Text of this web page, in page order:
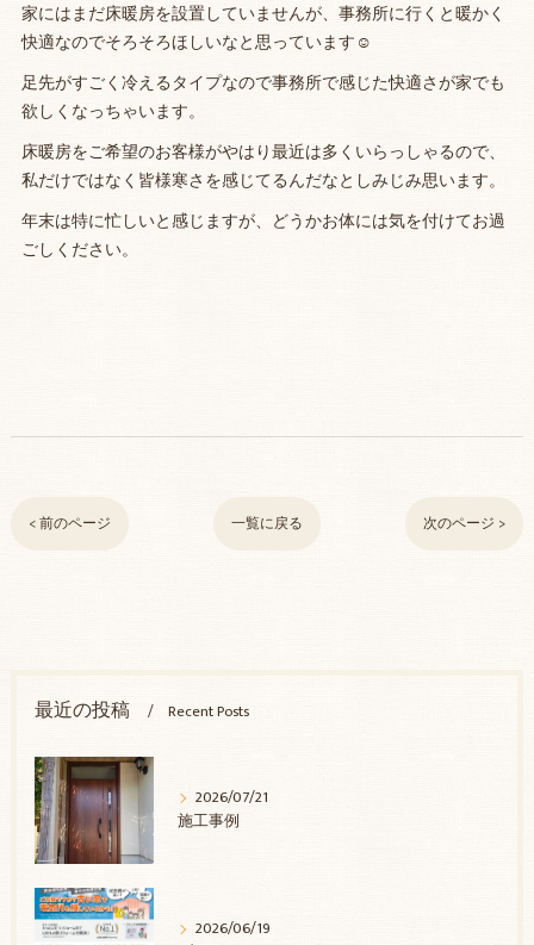
家にはまだ床暖房を設置していませんが、事務所に行くと暖かく
快適なのでそろそろほしいなと思っています☺
足先がすごく冷えるタイプなので事務所で感じた快適さが家でも
欲しくなっちゃいます。
床暖房をご希望のお客様がやはり最近は多くいらっしゃるので、
私だけではなく皆様寒さを感じてるんだなとしみじみ思います。
年末は特に忙しいと感じますが、どうかお体には気を付けてお過
ごしください。
< 前のページ 一覧に戻る 次のページ >
最近の投稿 Recent Posts
2026/07/21
施工事例
2026/06/19